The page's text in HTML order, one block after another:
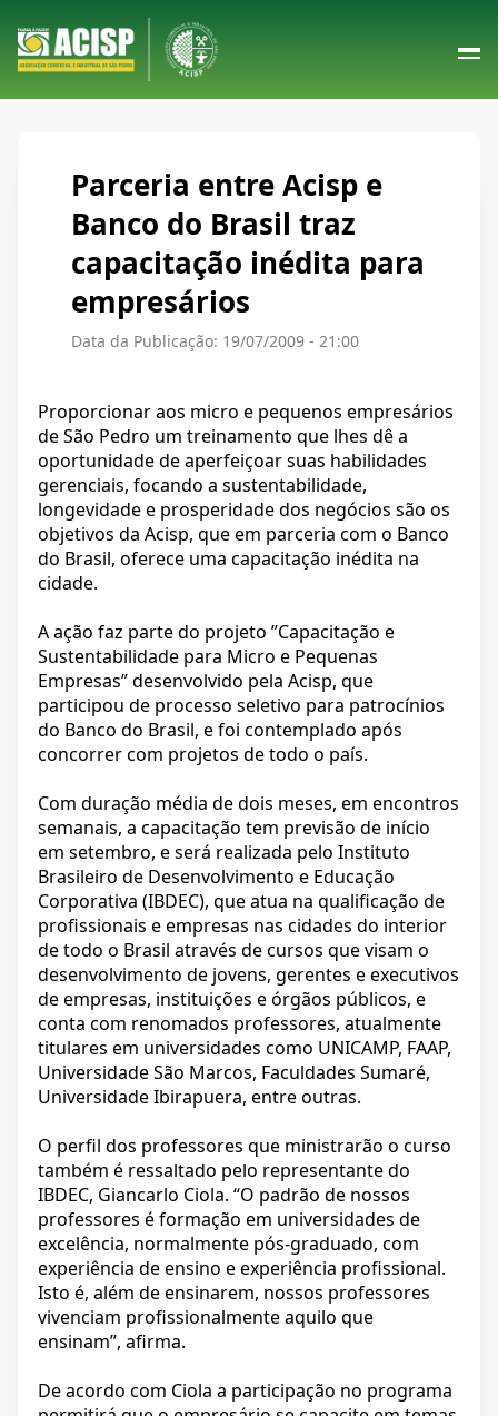
Parceria entre Acisp e
Banco do Brasil traz
capacitação inédita para
empresários
Data da Publicação: 19/07/2009 - 21:00
Proporcionar aos micro e pequenos empresários
de São Pedro um treinamento que lhes dê a
oportunidade de aperfeiçoar suas habilidades
gerenciais, focando a sustentabilidade,
longevidade e prosperidade dos negócios são os
objetivos da Acisp, que em parceria com o Banco
do Brasil, oferece uma capacitação inédita na
cidade.
A ação faz parte do projeto ”Capacitação e
Sustentabilidade para Micro e Pequenas
Empresas” desenvolvido pela Acisp, que
participou de processo seletivo para patrocínios
do Banco do Brasil, e foi contemplado após
concorrer com projetos de todo o país.
Com duração média de dois meses, em encontros
semanais, a capacitação tem previsão de início
em setembro, e será realizada pelo Instituto
Brasileiro de Desenvolvimento e Educação
Corporativa (IBDEC), que atua na qualificação de
profissionais e empresas nas cidades do interior
de todo o Brasil através de cursos que visam o
desenvolvimento de jovens, gerentes e executivos
de empresas, instituições e órgãos públicos, e
conta com renomados professores, atualmente
titulares em universidades como UNICAMP, FAAP,
Universidade São Marcos, Faculdades Sumaré,
Universidade Ibirapuera, entre outras.
O perfil dos professores que ministrarão o curso
também é ressaltado pelo representante do
IBDEC, Giancarlo Ciola. “O padrão de nossos
professores é formação em universidades de
excelência, normalmente pós-graduado, com
experiência de ensino e experiência profissional.
Isto é, além de ensinarem, nossos professores
vivenciam profissionalmente aquilo que
ensinam”, afirma.
De acordo com Ciola a participação no programa